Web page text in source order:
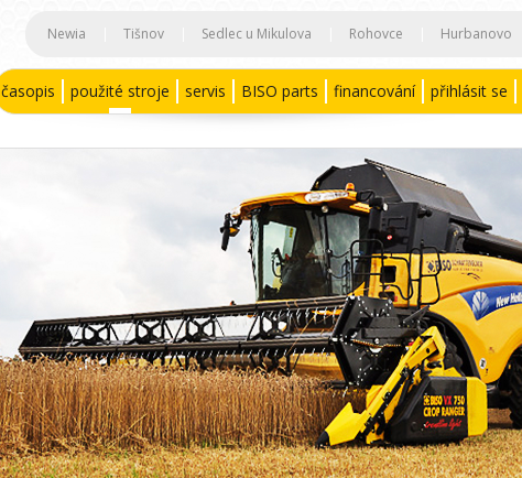
Newia Tišnov Sedlec u Mikulova Rohovce Hurbanovo
časopis použité stroje servis BISO parts financování přihlásit se